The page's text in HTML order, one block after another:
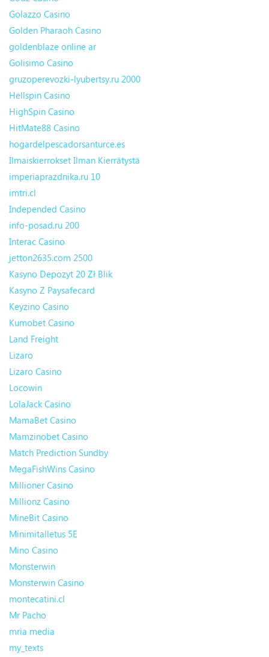
Golazzo Casino
Golden Pharaoh Casino
goldenblaze online ar
Golisimo Casino
gruzoperevozki-lyubertsy.ru 2000
Hellspin Casino
HighSpin Casino
HitMate88 Casino
hogardelpescadorsanturce.es
Ilmaiskierrokset Ilman Kierrätystä
imperiaprazdnika.ru 10
imtri.cl
Independed Casino
info-posad.ru 200
Interac Casino
jetton2635.com 2500
Kasyno Depozyt 20 Zł Blik
Kasyno Z Paysafecard
Keyzino Casino
Kumobet Casino
Land Freight
Lizaro
Lizaro Casino
Locowin
LolaJack Casino
MamaBet Casino
Mamzinobet Casino
Match Prediction Sundby
MegaFishWins Casino
Millioner Casino
Millionz Casino
MineBit Casino
Minimitalletus 5E
Mino Casino
Monsterwin
Monsterwin Casino
montecatini.cl
Mr Pacho
mria media
my_texts